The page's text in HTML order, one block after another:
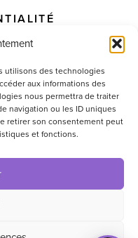
utilisons des technologies
aux informations des
nous permettra de traiter
navigation ou les ID uniques
retirer son consentement peut
et fonctions.
– Website by